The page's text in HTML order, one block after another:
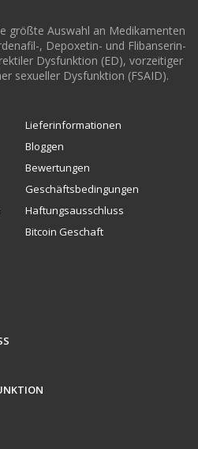
größte Auswahl an Medikamenten
, Depoxetin- und Flibanserin-
Dysfunktion (ED), vorzeitiger
sexueller Dysfunktion (FSAID).
Lieferinformationen
Bloggen
Bewertungen
Geschäftsbedingungen
Haftungsausschluss
Bitcoin Geschaft